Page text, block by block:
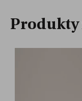
Produkty